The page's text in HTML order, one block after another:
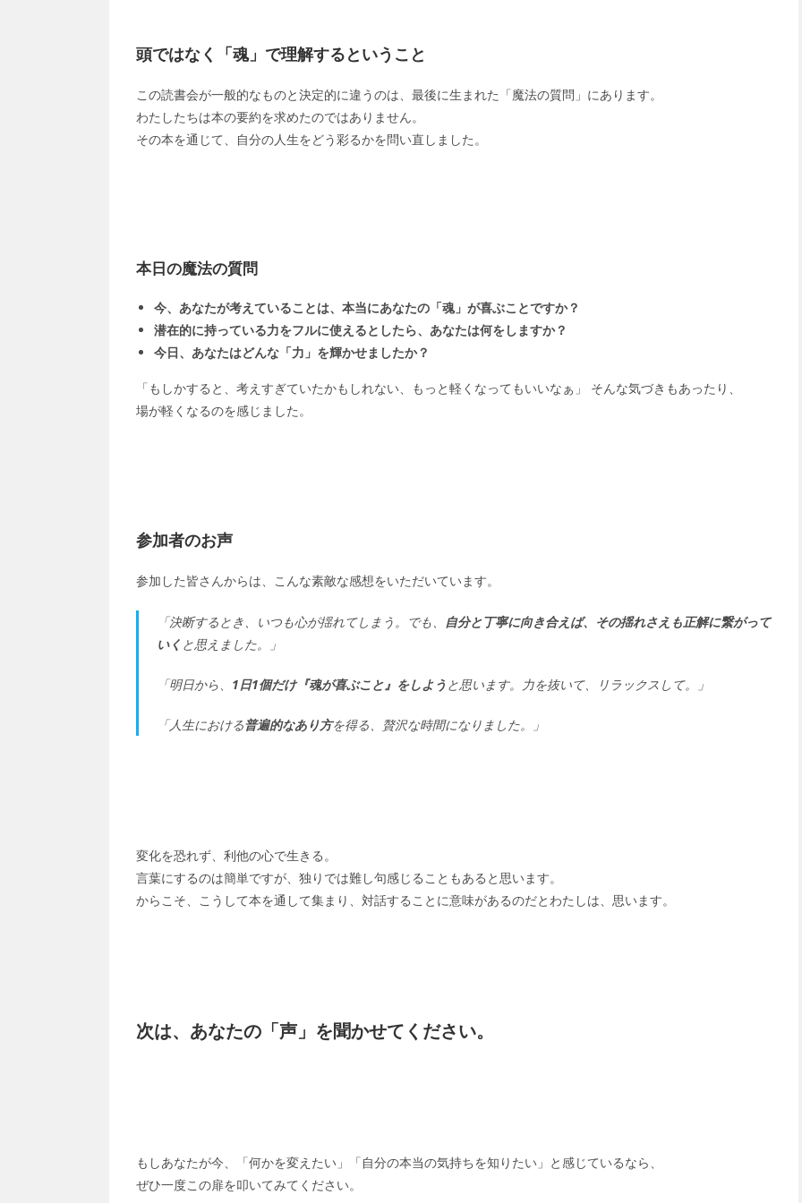
頭ではなく「魂」で理解するということ
この読書会が一般的なものと決定的に違うのは、最後に生まれた「魔法の質問」にあります。
わたしたちは本の要約を求めたのではありません。
その本を通じて、自分の人生をどう彩るかを問い直しました。
本日の魔法の質問
今、あなたが考えていることは、本当にあなたの「魂」が喜ぶことですか？
潜在的に持っている力をフルに使えるとしたら、あなたは何をしますか？
今日、あなたはどんな「力」を輝かせましたか？
「もしかすると、考えすぎていたかもしれない、もっと軽くなってもいいなぁ」 そんな気づきもあったり、
場が軽くなるのを感じました。
参加者のお声
参加した皆さんからは、こんな素敵な感想をいただいています。
「決断するとき、いつも心が揺れてしまう。でも、
自分と丁寧に向き合えば、その揺れさえも正解に繋がって
いく と思えました。」
「明日から、 1日1個だけ『魂が喜ぶこと』をしよう と思います。力を抜いて、リラックスして。」
「人生における普遍的なあり方を得る、贅沢な時間になりました。」
変化を恐れず、利他の心で生きる。
言葉にするのは簡単ですが、独りでは難し句感じることもあると思います。
からこそ、こうして本を通して集まり、対話することに意味があるのだとわたしは、思います。
次は、あなたの「声」を聞かせてください。
もしあなたが今、「何かを変えたい」「自分の本当の気持ちを知りたい」と感じているなら、
ぜひ一度この扉を叩いてみてください。